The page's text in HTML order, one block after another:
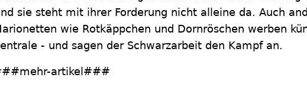
sie steht mit ihrer Forderung nicht alleine da. Auch
wie Rotkäppchen und Dornröschen werben
- und sagen der Schwarzarbeit den Kampf an.
artikel###